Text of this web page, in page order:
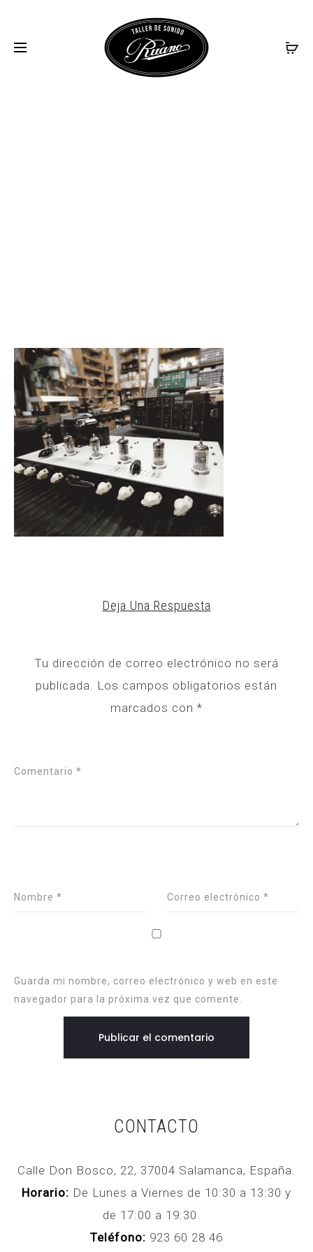
Deja Una Respuesta
Tu dirección de correo electrónico no será
publicada.
Los campos obligatorios están
marcados con *
Comentario *
Nombre * Correo electrónico *
Guarda mi nombre, correo electrónico y web en este
navegador para la próxima vez que comente.
CONTACTO
Calle Don Bosco, 22, 37004 Salamanca, España.
Horario: De Lunes a Viernes de 10:30 a 13:30 y
de 17:00 a 19:30
Teléfono: 923 60 28 46